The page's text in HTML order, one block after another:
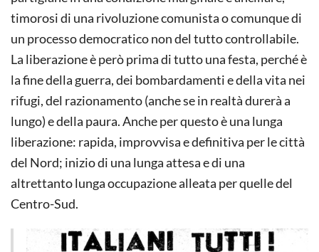
timorosi di una rivoluzione comunista o comunque di
un processo democratico non del tutto controllabile.
La liberazione è però prima di tutto una festa, perché è
la fine della guerra, dei bombardamenti e della vita nei
rifugi, del razionamento (anche se in realtà durerà a
lungo) e della paura. Anche per questo è una lunga
liberazione: rapida, improvvisa e definitiva per le città
del Nord; inizio di una lunga attesa e di una
altrettanto lunga occupazione alleata per quelle del
Centro-Sud.